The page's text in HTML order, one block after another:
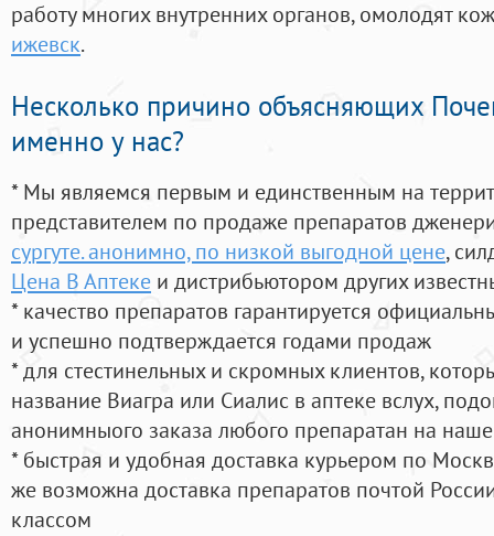
работу многих внутренних органов, омолодят
ижевск.
Несколько причино объясняющих
именно у нас?
* Мы являемся первым и единственным на
представителем по продаже препаратов
сургуте. анонимно, по низкой выгодной цене,
Цена В Аптеке и дистрибьютором других
* качество препаратов гарантируется
и успешно подтверждается годами продаж
* для стестинельных и скромных клиентов,
название Виагра или Сиалис в аптеке вслух,
анонимныого заказа любого препаратан на
* быстрая и удобная доставка курьером по
же возможна доставка препаратов почтой
классом